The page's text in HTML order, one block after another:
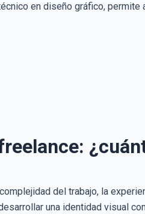
en diseño gráfico,
del trabajo, la
una identidad visual